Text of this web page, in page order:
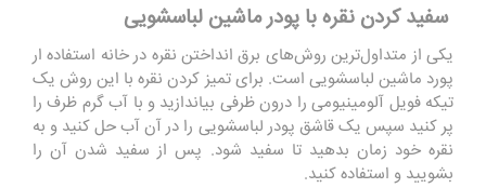
سفید کردن نقره با پودر ماشین لباسشویی
یکی از متداول‌ترین روش‌های برق انداختن نقره در خانه استفاده ار
پورد ماشین لباسشویی است. برای تمیز کردن نقره با این روش یک
تیکه فویل آلومینیومی را درون ظرفی بیاندازید و با آب گرم ظرف را
پر کنید سپس یک قاشق پودر لباسشویی را در آن آب حل کنید و به
نقره خود زمان بدهید تا سفید شود. پس از سفید شدن آن را
بشویید و استفاده کنید.